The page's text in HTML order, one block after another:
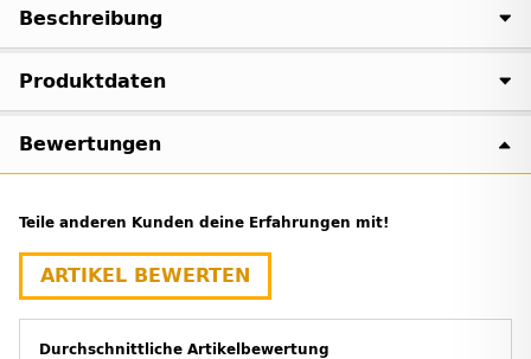
Beschreibung
Produktdaten
Bewertungen
Durchschnittliche Artikelbewertung
Teile anderen Kunden deine Erfahrungen mit!
ARTIKEL BEWERTEN